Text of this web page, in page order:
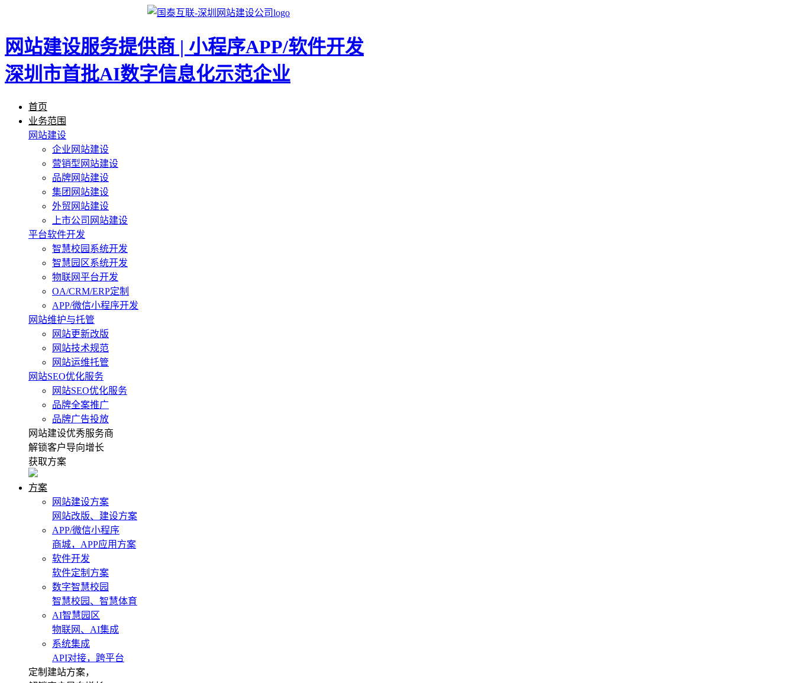
网站建设服务提供商 | 小程序APP/软件开发
深圳市首批AI数字信息化示范企业
首页
业务范围
网站建设
企业网站建设
营销型网站建设
品牌网站建设
集团网站建设
外贸网站建设
上市公司网站建设
平台软件开发
智慧校园系统开发
智慧园区系统开发
物联网平台开发
OA/CRM/ERP定制
APP/微信小程序开发
网站维护与托管
网站更新改版
网站技术规范
网站运维托管
网站SEO优化服务
网站SEO优化服务
品牌全案推广
品牌广告投放
网站建设优秀服务商
解锁客户导向增长
获取方案
方案
网站建设方案
网站改版、建设方案
APP/微信小程序
商城，APP应用方案
软件开发
软件定制方案
数字智慧校园
智慧校园、智慧体育
AI智慧园区
物联网、AI集成
系统集成
API对接，跨平台
定制建站方案，